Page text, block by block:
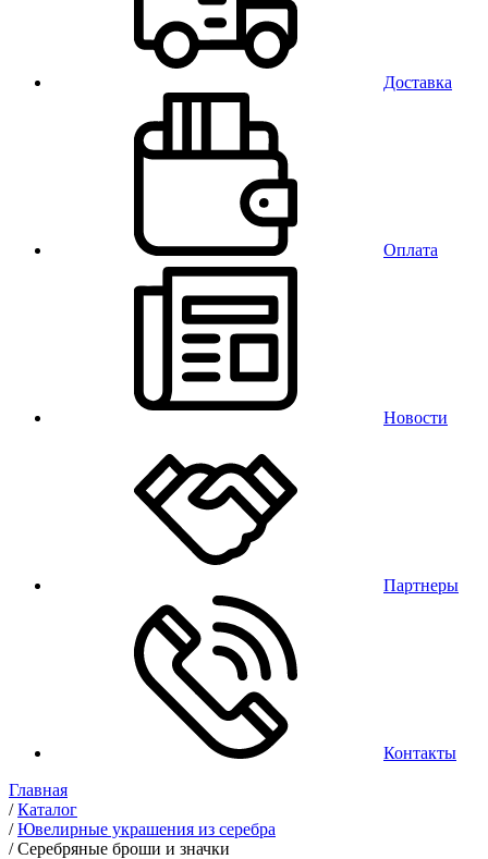
Доставка
Оплата
Новости
Партнеры
Контакты
Главная
/Каталог
/Ювелирные украшения из серебра
/Серебряные броши и значки